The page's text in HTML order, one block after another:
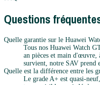
Questions
Quelle garantie sur le Huawei
Tous nos Huawei Watch
an pièces et main d'œuvre,
survient, notre SAV prend
Quelle est la différence entre les
Le grade A+ est quasi-